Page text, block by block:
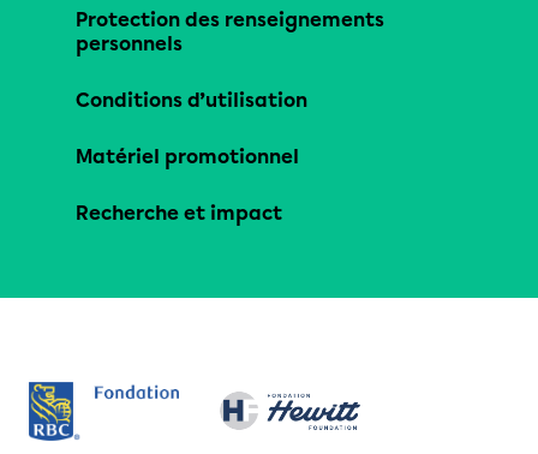
Protection des renseignements
personnels
Conditions d’utilisation
Matériel promotionnel
Recherche et impact